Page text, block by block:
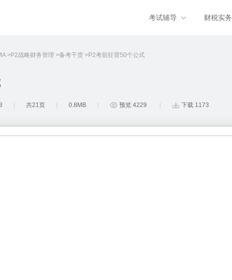
考试辅导 财税实务
P2战略财务管理 备考干货 P2考前狂背50个公式
共21页 0.8MB 预览 4229 下载 1173